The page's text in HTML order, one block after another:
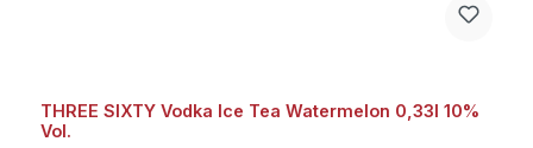
THREE SIXTY Vodka Ice Tea Watermelon 0,33l 10%
Vol.